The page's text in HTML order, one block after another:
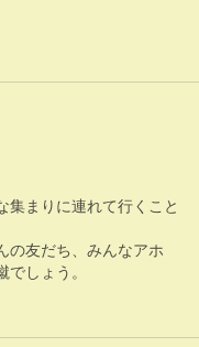
集まりに連れて行くこと
の友だち、みんなアホ
しょう。